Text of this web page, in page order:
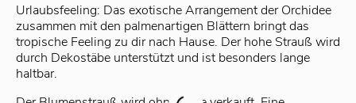
Urlaubsfeeling: Das exotische Arrangement der Orchidee
zusammen mit den palmenartigen Blättern bringt das
tropische Feeling zu dir nach Hause. Der hohe Strauß wird
durch Dekostäbe unterstützt und ist besonders lange
haltbar.